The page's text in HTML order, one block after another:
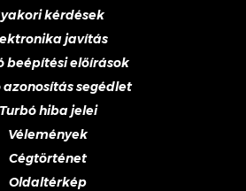
kérdések
javítás
beépítési előírások
azonosítás segédlet
Turbó hiba jelei
Vélemények
Cégtörténet
Oldaltérkép